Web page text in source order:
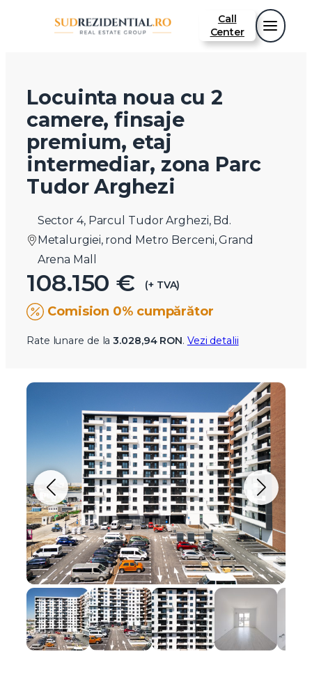
Call
Center
Locuinta noua cu 2
camere, finsaje
premium, etaj
intermediar, zona Parc
Tudor Arghezi
Sector 4, Parcul Tudor Arghezi, Bd.
Metalurgiei, rond Metro Berceni, Grand
Arena Mall
108.150 € (+ TVA)
Comision 0% cumpărător
Rate lunare de la3.028,94 RON. Vezi detalii